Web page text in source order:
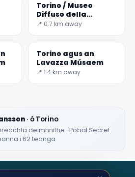
Torino / Museo
Diffuso della
Resistenza
📍 0.7 km away
Torino agus an
Lavazza Músaem
📍 1.4 km away
· ó Torino
deimhnithe · Pobal Secret
i 62 teanga